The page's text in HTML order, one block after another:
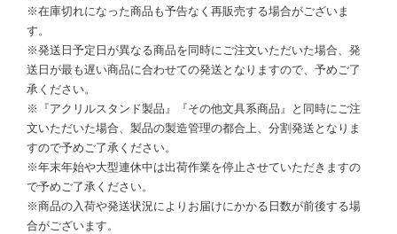
※在庫切れになった商品も予告なく再販売する場合がございま
す。
※発送日予定日が異なる商品を同時にご注文いただいた場合、発
送日が最も遅い商品に合わせての発送となりますので、予めご了
承ください。
※『アクリルスタンド製品』『その他文具系商品』と同時にご注
文いただいた場合、製品の製造管理の都合上、分割発送となりま
すので予めご了承ください。
※年末年始や大型連休中は出荷作業を停止させていただきますの
で予めご了承ください。
※商品の入荷や発送状況によりお届けにかかる日数が前後する場
合がございます。